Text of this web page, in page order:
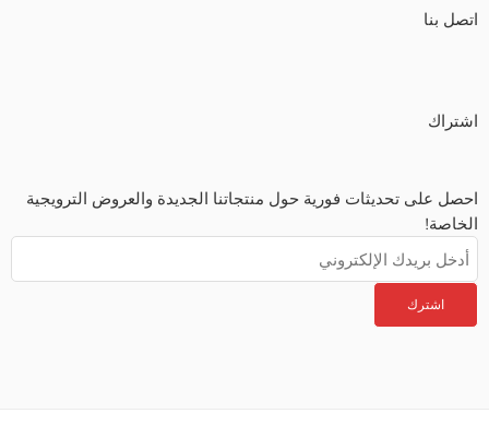
اتصل بنا
اشتراك
احصل على تحديثات فورية حول منتجاتنا الجديدة والعروض الترويجية
الخاصة!